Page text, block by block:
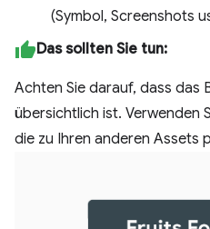
(Symbol, Screenshots
Das sollten Sie tun:
Achten Sie darauf, dass das
übersichtlich ist. Verwenden
die zu Ihren anderen Assets